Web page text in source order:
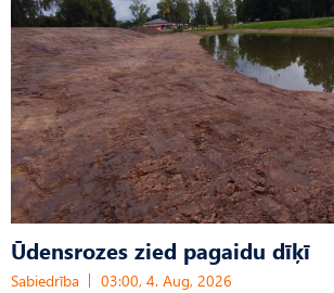
Ūdensrozes zied pagaidu dīķī
Sabiedrība 03:00, 4. Aug, 2026